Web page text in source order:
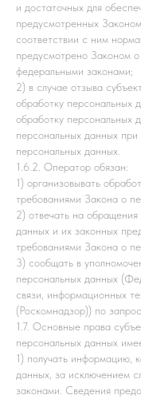
и достаточных для
предусмотренных
соответствии с ним
предусмотрено Законом
федеральными законами;
2) в случае отзыва
обработку персональных
обработку персональных
персональных данных
персональных данных.
1.6.2. Оператор обязан:
1) организовывать
требованиями Закона о
2) отвечать на
данных и их законных
требованиями Закона о
3) сообщать в
персональных данных
связи, информационных
(Роскомнадзор)) по
1.7. Основные права
персональных данных
1) получать информацию,
данных, за исключением
законами. Сведения